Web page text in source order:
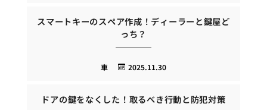
スマートキーのスペア作成！ディーラーと鍵屋ど
っち？
2025.11.30
車
ドアの鍵をなくした！取るべき行動と防犯対策